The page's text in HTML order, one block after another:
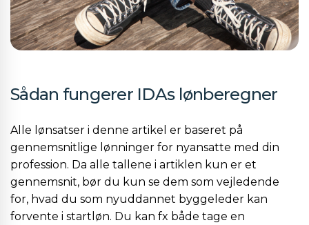
Sådan fungerer IDAs lønberegner
Alle lønsatser i denne artikel er baseret på
gennemsnitlige lønninger for nyansatte med din
profession. Da alle tallene i artiklen kun er et
gennemsnit, bør du kun se dem som vejledende
for, hvad du som nyuddannet byggeleder kan
forvente i startløn. Du kan fx både tage en